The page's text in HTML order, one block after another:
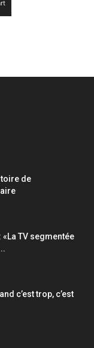
de
«La TV segmentée
c’est trop, c’est